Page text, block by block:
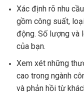
Xác định rõ nhu
gồm công suất,
động. Số lượng và
của bạn.
Xem xét những
cao trong ngành
và phản hồi từ